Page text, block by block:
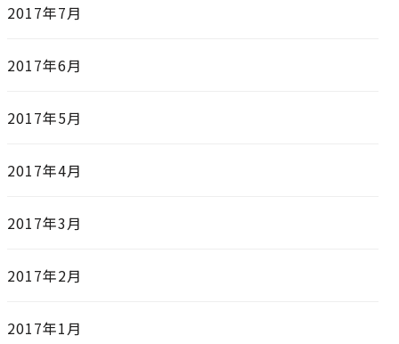
2017年7月
2017年6月
2017年5月
2017年4月
2017年3月
2017年2月
2017年1月